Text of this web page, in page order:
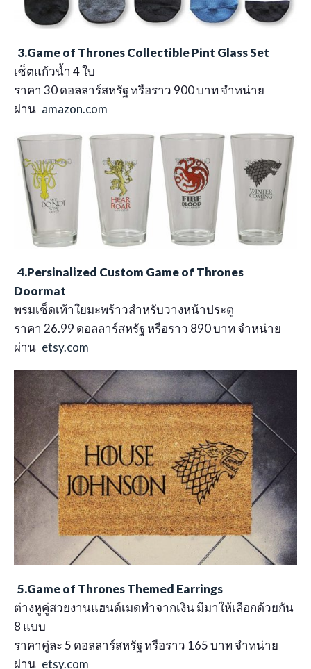
3.Game of Thrones Collectible Pint Glass Set
เซ็ตแก้วน้ำ 4 ใบ
ราคา 30 ดอลลาร์สหรัฐ หรือราว 900 บาท จำหน่าย
ผ่าน amazon.com
4.Persinalized Custom Game of Thrones
Doormat
พรมเช็ดเท้าใยมะพร้าวสำหรับวางหน้าประตู
ราคา 26.99 ดอลลาร์สหรัฐ หรือราว 890 บาท จำหน่าย
ผ่าน etsy.com
5.Game of Thrones Themed Earrings
ต่างหูคู่สวยงานแฮนด์เมดทำจากเงิน มีมาให้เลือกด้วยกัน
8 แบบ
ราคาคู่ละ 5 ดอลลาร์สหรัฐ หรือราว 165 บาท จำหน่าย
ผ่าน etsy.com